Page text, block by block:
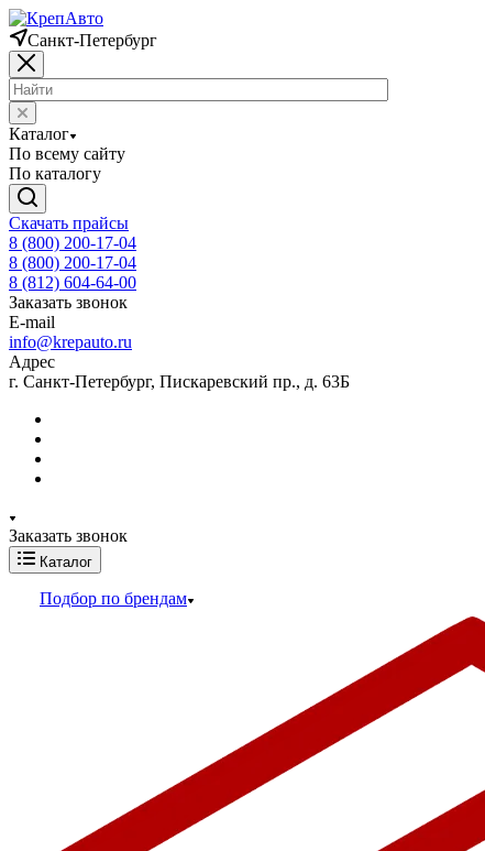
Санкт-Петербург
Каталог
По всему сайту
По каталогу
Скачать прайсы
8 (800) 200-17-04
8 (800) 200-17-04
8 (812) 604-64-00
Заказать звонок
E-mail
info@krepauto.ru
Адрес
г. Санкт-Петербург, Пискаревский пр., д. 63Б
Заказать звонок
Каталог
Подбор по брендам